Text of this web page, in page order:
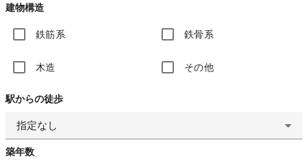
建物構造
鉄筋系 鉄骨系
木造 その他
駅からの徒歩
指定なし
築年数